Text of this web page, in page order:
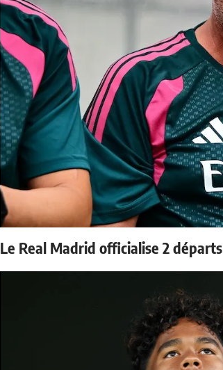
Le Real Madrid officialise 2 départs